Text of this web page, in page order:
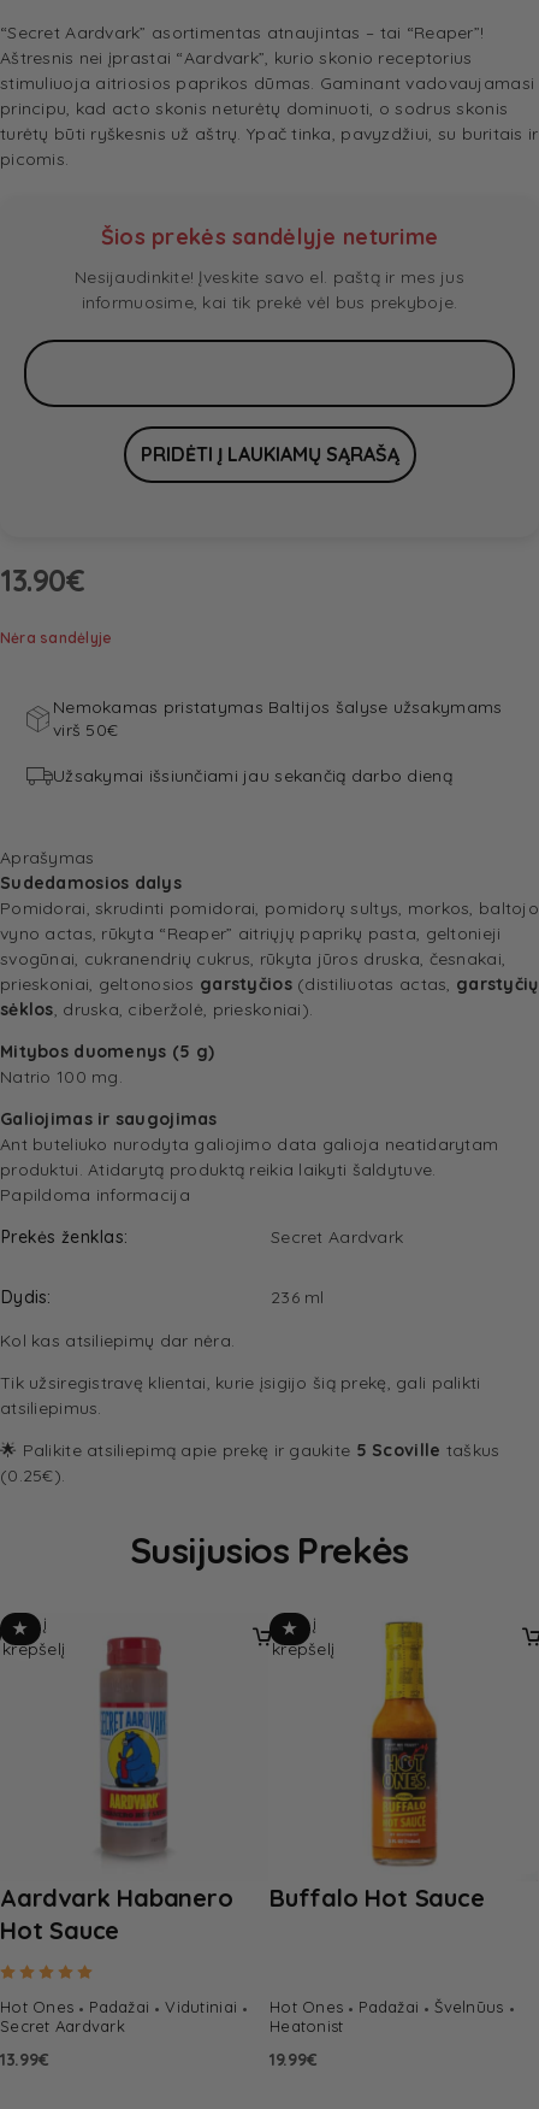
“Secret Aardvark” asortimentas atnaujintas – tai “Reaper”!
Aštresnis nei įprastai “Aardvark”, kurio skonio receptorius
stimuliuoja aitriosios paprikos dūmas. Gaminant vadovaujamasi
principu, kad acto skonis neturėtų dominuoti, o sodrus skonis
turėtų būti ryškesnis už aštrų. Ypač tinka, pavyzdžiui, su buritais ir
picomis.
Šios prekės sandėlyje neturime
Nesijaudinkite! Įveskite savo el. paštą ir mes jus
informuosime, kai tik prekė vėl bus prekyboje.
13.90€
Nėra sandėlyje
Nemokamas pristatymas Baltijos šalyse užsakymams
virš 50€
Užsakymai išsiunčiami jau sekančią darbo dieną
Aprašymas
Sudedamosios dalys
Pomidorai, skrudinti pomidorai, pomidorų sultys, morkos, baltojo
vyno actas, rūkyta “Reaper” aitriųjų paprikų pasta, geltonieji
svogūnai, cukranendrių cukrus, rūkyta jūros druska, česnakai,
prieskoniai, geltonosios garstyčios(distiliuotas actas, garstyčių
sėklos, druska, ciberžolė, prieskoniai).
Mitybos duomenys (5 g)
Natrio 100 mg.
Galiojimas ir saugojimas
Ant buteliuko nurodyta galiojimo data galioja neatidarytam
produktui. Atidarytą produktą reikia laikyti šaldytuve.
Papildoma informacija
Prekės ženklas
Secret Aardvark
Dydis
236 ml
Kol kas atsiliepimų dar nėra.
Tik užsiregistravę klientai, kurie įsigijo šią prekę, gali palikti
atsiliepimus.
🌟 Palikite atsiliepimą apie prekę ir gaukite 5 Scoville taškus
(0.25€).
Susijusios Prekės
★
Aardvark Habanero
Hot Sauce
Hot Ones Padažai
Vidutiniai
Secret Aardvark
13.99€
Įdėti į
krepšelį
★
Buffalo Hot Sauce
Hot Ones Padažai
Švelnūus
Heatonist
19.99€
Įdėti į
krepšelį